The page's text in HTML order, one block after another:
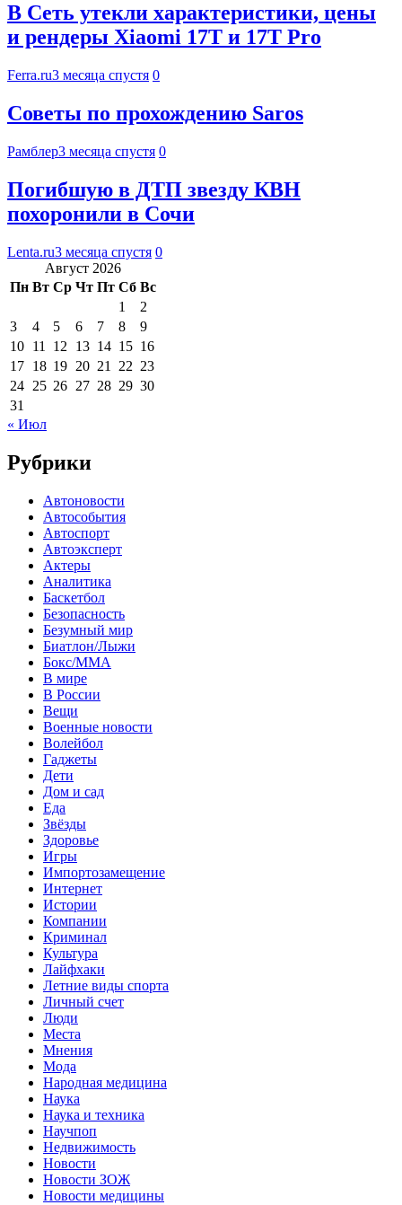
В Сеть утекли характеристики, цены
и рендеры Xiaomi 17T и 17T Pro
Ferra.ru3 месяца спустя 0
Советы по прохождению Saros
Рамблер3 месяца спустя 0
Погибшую в ДТП звезду КВН
похоронили в Сочи
Lenta.ru3 месяца спустя 0
Август 2026
Пн Вт Ср Чт Пт Сб Вс
1
2
3
4 5 6 7 8
9
10 11 12 13 14 15 16
17 18 19 20 21 22 23
24 25 26 27 28 29 30
31
« Июл
Рубрики
Автоновости
Автособытия
Автоспорт
Автоэксперт
Актеры
Аналитика
Баскетбол
Безопасность
Безумный мир
Биатлон/Лыжи
Бокс/MMA
В мире
В России
Вещи
Военные новости
Волейбол
Гаджеты
Дети
Дом и сад
Еда
Звёзды
Здоровье
Игры
Импортозамещение
Интернет
Истории
Компании
Криминал
Культура
Лайфхаки
Летние виды спорта
Личный счет
Люди
Места
Мнения
Мода
Народная медицина
Наука
Наука и техника
Научпоп
Недвижимость
Новости
Новости ЗОЖ
Новости медицины